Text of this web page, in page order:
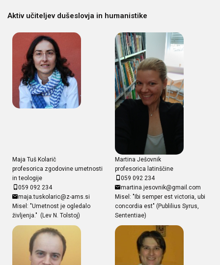
Aktiv učiteljev dušeslovja in humanistike
Maja Tuš Kolarič
profesorica zgodovine umetnosti
in teologije
059 092 234
maja.tuskolaric@z-ams.si
Misel: "Umetnost je ogledalo
življenja." (Lev N. Tolstoj)
Martina Ješovnik
profesorica latinščine
059 092 234
martina.jesovnik@gmail.com
Misel: "Ibi semper est victoria, ubi
concordia est" (Publilius Syrus,
Sententiae)